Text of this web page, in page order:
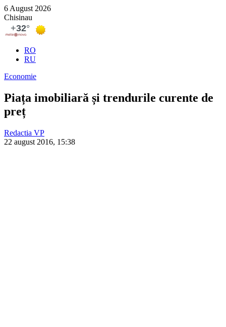
6 August 2026
Chisinau
RO
RU
Economie
Piața imobiliară și trendurile curente de
preț
Redactia VP
22 august 2016, 15:38